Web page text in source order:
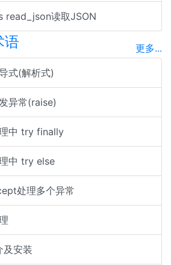
read_json读取JSON
语 更多...
式(解析式)
异常(raise)
中 try finally
中 try else
处理多个异常
及安装